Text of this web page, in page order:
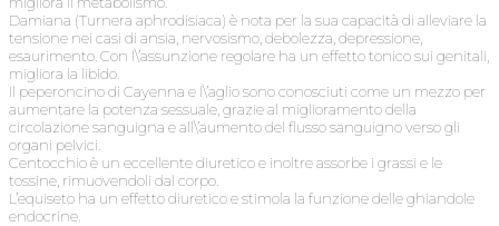
Damiana (Turnera aphrodisiaca) è nota per la sua capacità di alleviare la
tensione nei casi di ansia, nervosismo, debolezza, depressione,
esaurimento. Con l\’assunzione regolare ha un effetto tonico sui genitali,
migliora la libido.
Il peperoncino di Cayenna e l\’aglio sono conosciuti come un mezzo per
aumentare la potenza sessuale, grazie al miglioramento della
circolazione sanguigna e all\’aumento del flusso sanguigno verso gli
organi pelvici.
Centocchio è un eccellente diuretico e inoltre assorbe i grassi e le
tossine, rimuovendoli dal corpo.
L’equiseto ha un effetto diuretico e stimola la funzione delle ghiandole
endocrine.